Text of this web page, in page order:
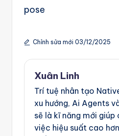
pose
Chỉnh sửa mới 03/12/2025
Xuân Linh
Trí tuệ nhân tạo
xu hướng, Ai Agents
sẽ là kĩ năng mới giúp
việc hiệu suất cao